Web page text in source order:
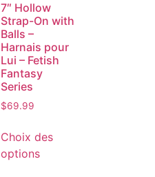
7″ Hollow
Strap-On with
Balls –
Harnais pour
Lui – Fetish
Fantasy
Series
$69.99
Choix des
options